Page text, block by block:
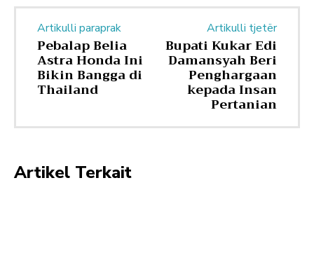
Artikulli paraprak
Pebalap Belia
Astra Honda Ini
Bikin Bangga di
Thailand
Artikulli tjetër
Bupati Kukar Edi
Damansyah Beri
Penghargaan
kepada Insan
Pertanian
Artikel Terkait